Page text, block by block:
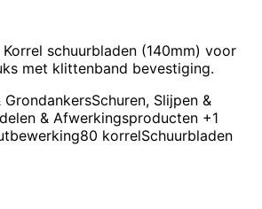
schuurbladen (140mm) voor
met klittenband bevestiging.
GrondankersSchuren, Slijpen &
& Afwerkingsproducten +1
80 korrelSchuurbladen